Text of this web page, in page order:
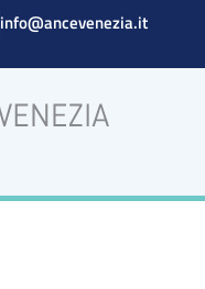
info@ancevenezia.it